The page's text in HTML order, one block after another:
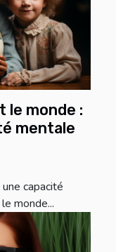
le monde :
mentale
capacité
monde...